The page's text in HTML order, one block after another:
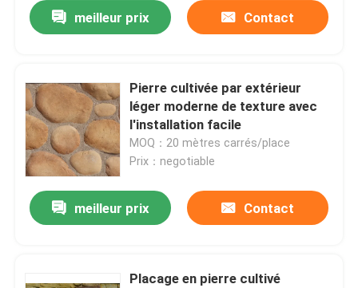
meilleur prix Contact
Pierre cultivée par extérieur
léger moderne de texture avec
l'installation facile
MOQ：20 mètres carrés/place
Prix：negotiable
meilleur prix Contact
Placage en pierre cultivé